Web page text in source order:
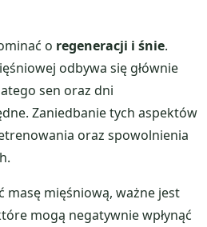
o regeneracji i śnie.
odbywa się głównie
sen oraz dni
Zaniedbanie tych aspektów
oraz spowolnienia
masę mięśniową, ważne jest
mogą negatywnie wpłynąć